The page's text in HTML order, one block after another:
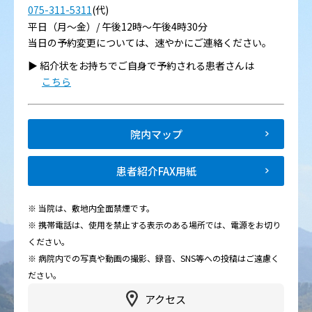
アクセス
075-311-5311(代)
平日（月～金）/ 午後12時～午後4時30分
当日の予約変更については、速やかにご連絡ください。
▶︎ 紹介状をお持ちでご自身で予約される患者さんは
こちら
院内マップ
患者紹介FAX用紙
※ 当院は、敷地内全面禁煙です。
※ 携帯電話は、使用を禁止する表示のある場所では、電源をお切り
ください。
※ 病院内での写真や動画の撮影、録音、SNS等への投稿はご遠慮く
ださい。